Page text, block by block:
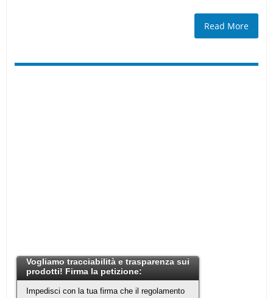
Read More
Vogliamo tracciabilità e trasparenza sui
prodotti! Firma la petizione:
Impedisci con la tua firma che il regolamento